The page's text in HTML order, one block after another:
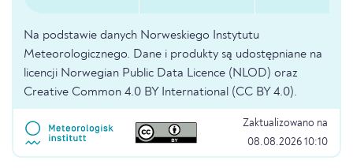
Na podstawie danych Norweskiego Instytutu
Meteorologicznego. Dane i produkty są udostępniane na
licencji Norwegian Public Data Licence (NLOD) oraz
Creative Common 4.0 BY International (CC BY 4.0).
Zaktualizowano na
08.08.2026 10:10